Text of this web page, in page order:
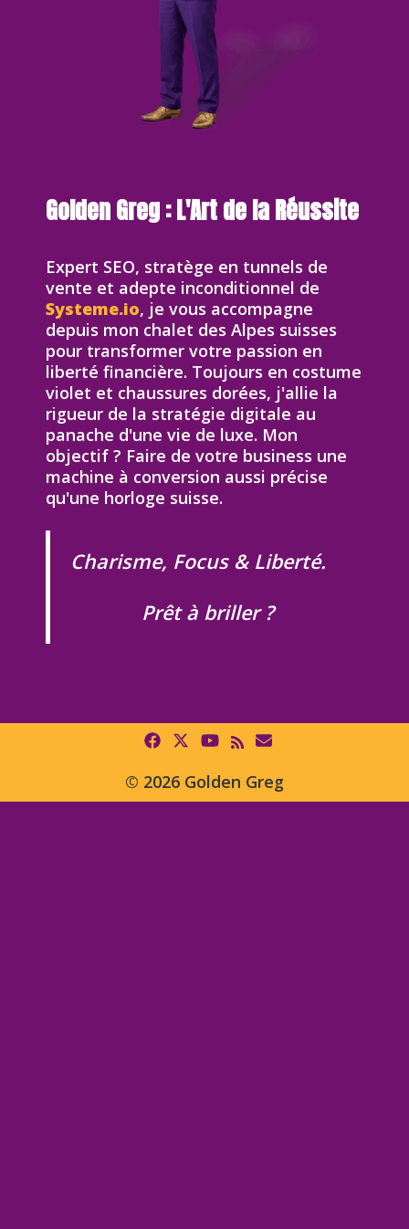
Golden Greg : L'Art de la Réussite
Expert SEO, stratège en tunnels de
vente et adepte inconditionnel de
Systeme.io, je vous accompagne
depuis mon chalet des Alpes suisses
pour transformer votre passion en
liberté financière. Toujours en costume
violet et chaussures dorées, j'allie la
rigueur de la stratégie digitale au
panache d'une vie de luxe. Mon
objectif ? Faire de votre business une
machine à conversion aussi précise
qu'une horloge suisse.
Charisme, Focus & Liberté.
Prêt à briller ?
© 2026 Golden Greg